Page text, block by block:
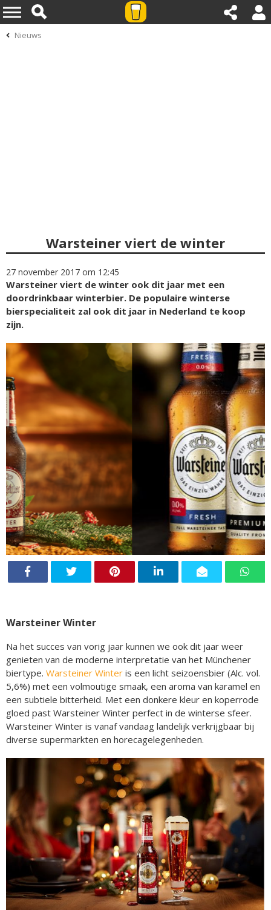
Nieuws
Warsteiner viert de winter
27 november 2017 om 12:45
Warsteiner viert de winter ook dit jaar met een
doordrinkbaar winterbier. De populaire winterse
bierspecialiteit zal ook dit jaar in Nederland te koop
zijn.
Warsteiner Winter
Na het succes van vorig jaar kunnen we ook dit jaar weer
genieten van de moderne interpretatie van het Münchener
biertype. Warsteiner Winter is een licht seizoensbier (Alc. vol.
5,6%) met een volmoutige smaak, een aroma van karamel en
een subtiele bitterheid. Met een donkere kleur en koperrode
gloed past Warsteiner Winter perfect in de winterse sfeer.
Warsteiner Winter is vanaf vandaag landelijk verkrijgbaar bij
diverse supermarkten en horecagelegenheden.